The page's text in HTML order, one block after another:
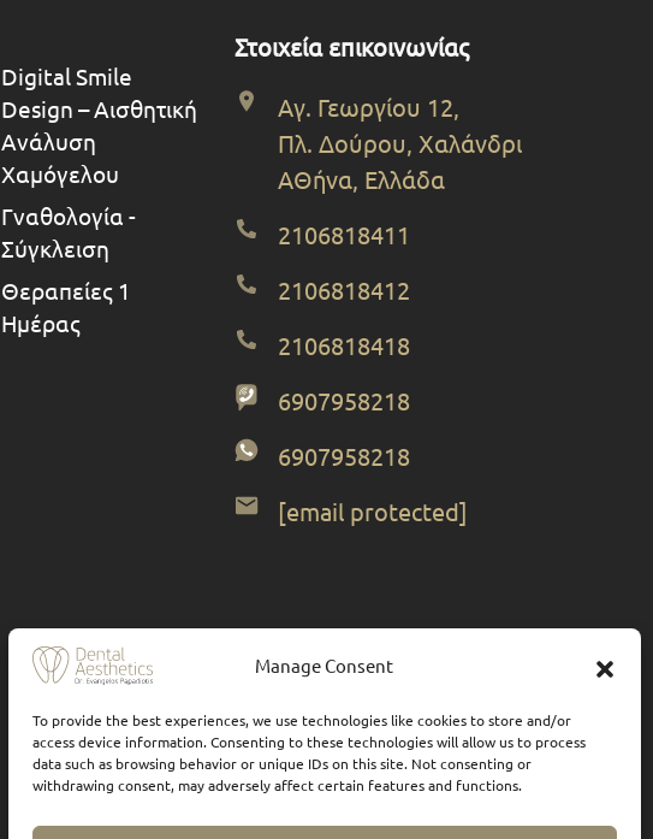
Manage Consent
To provide the best experiences, we use technologies like cookies to store and/or
access device information. Consenting to these technologies will allow us to process
data such as browsing behavior or unique IDs on this site. Not consenting or
withdrawing consent, may adversely affect certain features and functions.
Digital Smile
Design – Αισθητική
Ανάλυση
Χαμόγελου
Γναθολογία -
Σύγκλειση
Θεραπείες 1
Ημέρας
Στοιχεία επικοινωνίας
Αγ. Γεωργίου 12,
Πλ. Δούρου, Χαλάνδρι
ΑΘήνα, Ελλάδα
2106818411
2106818412
2106818418
6907958218
6907958218
[email protected]
Πολιτική Απορρήτου| Designed byForthright